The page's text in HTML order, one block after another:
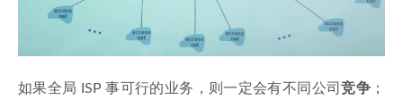
如果全局 ISP 事可行的业务，则一定会有不同公司竞争 ；